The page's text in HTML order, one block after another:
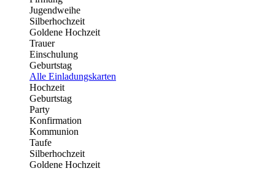
Jugendweihe
Silberhochzeit
Goldene Hochzeit
Trauer
Einschulung
Geburtstag
Alle Einladungskarten
Hochzeit
Geburtstag
Party
Konfirmation
Kommunion
Taufe
Silberhochzeit
Goldene Hochzeit